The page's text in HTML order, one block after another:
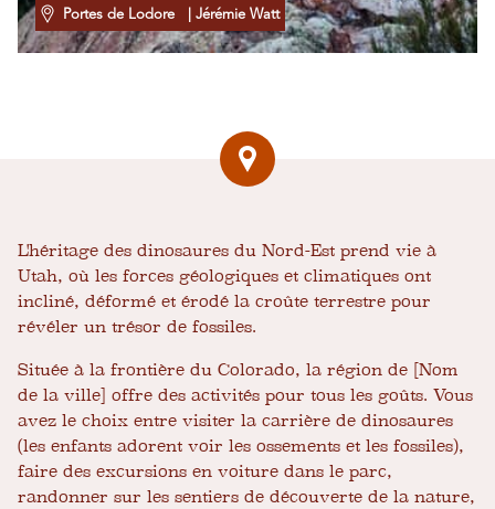
Portes de Lodore | Jérémie Watt
L'héritage des dinosaures du Nord-Est prend vie à
Utah, où les forces géologiques et climatiques ont
incliné, déformé et érodé la croûte terrestre pour
révéler un trésor de fossiles.
Située à la frontière du Colorado, la région de [Nom
de la ville] offre des activités pour tous les goûts. Vous
avez le choix entre visiter la carrière de dinosaures
(les enfants adorent voir les ossements et les fossiles),
faire des excursions en voiture dans le parc,
randonner sur les sentiers de découverte de la nature,